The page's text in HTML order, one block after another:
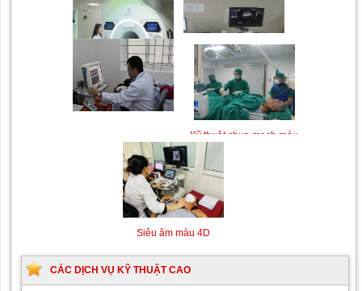
Máy chụp cộng hưởng từ
MRI
Máy siêu âm tim
Siêu âm màu 4D
CÁC DỊCH VỤ KỸ THUẬT CAO